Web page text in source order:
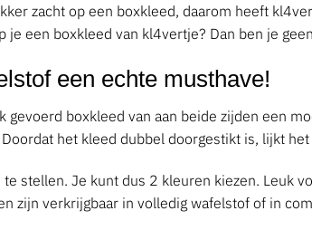
zacht op een boxkleed, daarom heeft
je een boxkleed van kl4vertje? Dan ben je
een echte musthave!
gevoerd boxkleed van aan beide zijden een
het kleed dubbel doorgestikt is, lijkt
stellen. Je kunt dus 2 kleuren kiezen. Leuk
zijn verkrijgbaar in volledig wafelstof of in